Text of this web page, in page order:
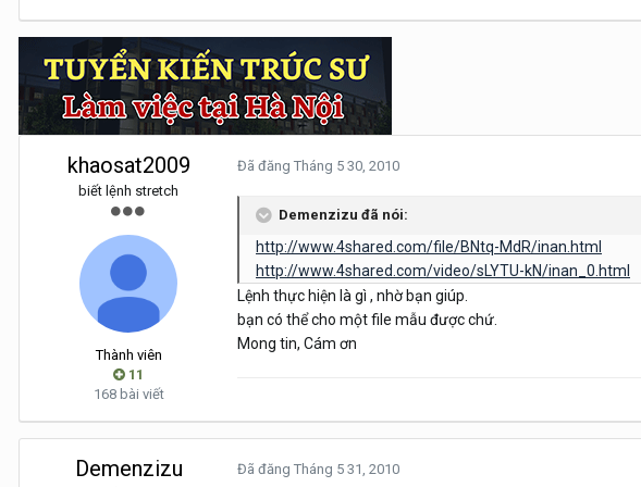
khaosat2009
biết lệnh stretch
Thành viên
11
168 bài viết
Đã đăng Tháng 5 30, 2010
Demenzizu đã nói:
http://www.4shared.com/file/BNtq-MdR/inan.html
http://www.4shared.com/video/sLYTU-kN/inan_0.html
Lệnh thực hiện là gì , nhờ bạn giúp.
bạn có thể cho một file mẫu được chứ.
Mong tin, Cám ơn
Demenzizu Đã đăng Tháng 5 31, 2010